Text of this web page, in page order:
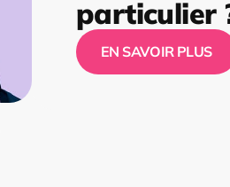
particulier
EN SAVOIR PLUS